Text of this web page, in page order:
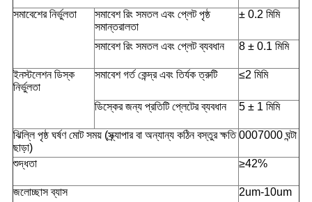
সমাবেশের নির্ভুলতা
সমাবেশ রিং সমতল এবং প্লেট পৃষ্ঠ
সমান্তরালতা
± 0.2 মিমি
সমাবেশ রিং সমতল এবং প্লেট ব্যবধান 8 ± 0.1 মিমি
ইনস্টলেশন ডিস্ক
নির্ভুলতা
সমাবেশ গর্ত কেন্দ্র এবং তির্যক ত্রুটি ≤2 মিমি
ডিস্কের জন্য প্রতিটি প্লেটের ব্যবধান 5 ± 1 মিমি
ঝিল্লি পৃষ্ঠ ঘর্ষণ মোট সময় (স্ক্র্যাপার বা অন্যান্য কঠিন বস্তুর ক্ষতি
ছাড়া)
0007000 ঘন্টা
শুদ্ধতা ≥42%
জলোচ্ছাস ব্যাস 2um-10um